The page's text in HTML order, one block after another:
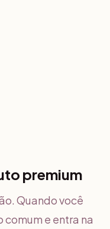
premium
Quando você
e entra na